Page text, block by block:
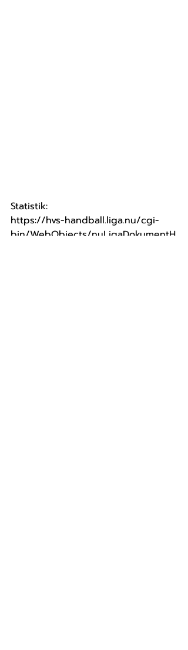
Statistik:
https://hvs-handball.liga.nu/cgi-
bin/WebObjects/nuLigaDokumentH